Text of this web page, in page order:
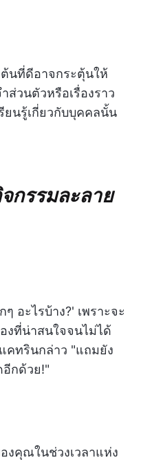
ต้นที่ดีอาจกระตุ้นให้
ส่วนตัวหรือเรื่องราว
ยนรู้เกี่ยวกับบุคคลนั้น
กรรมละลาย
อะไรบ้าง?' เพราะจะ
งที่น่าสนใจจนไม่ได้
คทรินกล่าว "แถมยัง
กด้วย!"
งคุณในช่วงเวลาแห่ง